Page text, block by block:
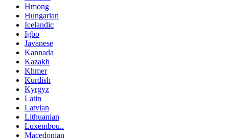
Hmong
Hungarian
Icelandic
Igbo
Javanese
Kannada
Kazakh
Khmer
Kurdish
Kyrgyz
Latin
Latvian
Lithuanian
Luxembou..
Macedonian